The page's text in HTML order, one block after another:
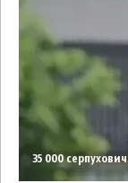
35 000